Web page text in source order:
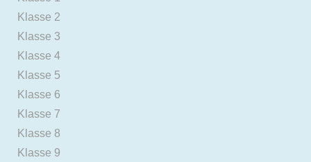
Klasse 2
Klasse 3
Klasse 4
Klasse 5
Klasse 6
Klasse 7
Klasse 8
Klasse 9